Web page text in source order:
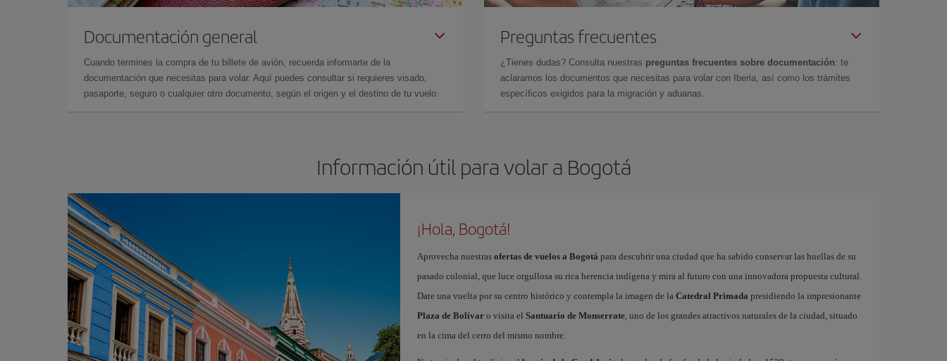
Documentación general
Cuando termines la compra de tu billete de avión, recuerda informarte de la
documentación que necesitas para volar. Aquí puedes consultar si requieres visado,
pasaporte, seguro o cualquier otro documento, según el origen y el destino de tu vuelo.
Preguntas frecuentes
¿Tienes dudas? Consulta nuestras preguntas frecuentes sobre documentación: te
aclaramos los documentos que necesitas para volar con Iberia, así como los trámites
específicos exigidos para la migración y aduanas.
Información útil para volar a Bogotá
¡Hola, Bogotá!
Aprovecha nuestras ofertas de vuelos a Bogotá para descubrir una ciudad que ha sabido conservar las huellas de su
pasado colonial, que luce orgullosa su rica herencia indígena y mira al futuro con una innovadora propuesta cultural.
Date una vuelta por su centro histórico y contempla la imagen de la Catedral Primada presidiendo la impresionante
Plaza de Bolívaro visita el Santuario de Monserrate, uno de los grandes atractivos naturales de la ciudad, situado
en la cima del cerro del mismo nombre.